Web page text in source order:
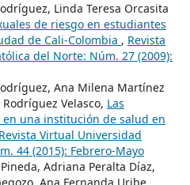
Linda Teresa Orcasita
de riesgo en estudiantes
de Cali-Colombia , Revista
del Norte: Núm. 27 (2009):
Ana Milena Martínez
Velasco, Las
una institución de salud en
Revista Virtual Universidad
44 (2015): Febrero-Mayo
Adriana Peralta Díaz,